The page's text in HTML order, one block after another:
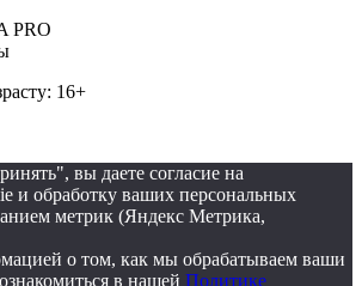
PRO
16+
вы даете согласие на
и обработку ваших персональных
метрик (Яндекс Метрика,
о том, как мы обрабатываем ваши
в нашей Политике